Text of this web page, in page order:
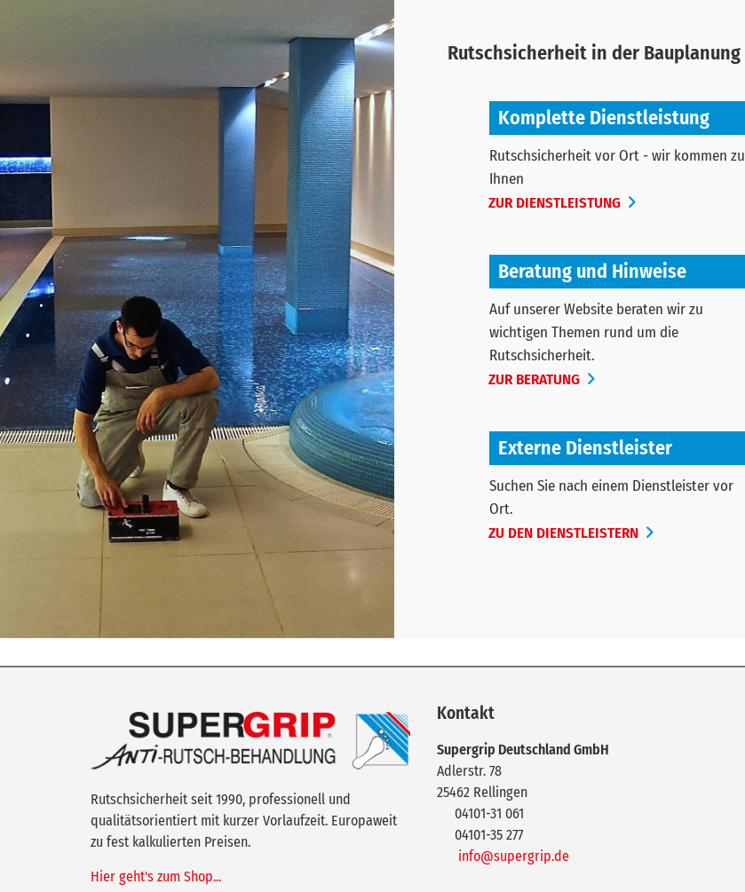
Rutschsicherheit in der Bauplanung
Komplette Dienstleistung
Rutschsicherheit vor Ort - wir kommen zu
Ihnen
ZUR DIENSTLEISTUNG
Beratung und Hinweise
Auf unserer Website beraten wir zu
wichtigen Themen rund um die
Rutschsicherheit.
ZUR BERATUNG
Externe Dienstleister
Suchen Sie nach einem Dienstleister vor
Ort.
ZU DEN DIENSTLEISTERN
Rutschsicherheit seit 1990, professionell und
qualitätsorientiert mit kurzer Vorlaufzeit. Europaweit
zu fest kalkulierten Preisen.
Hier geht's zum Shop...
Kontakt
Supergrip Deutschland GmbH
Adlerstr. 78
25462 Rellingen
04101-31 061
04101-35 277
info@supergrip.de